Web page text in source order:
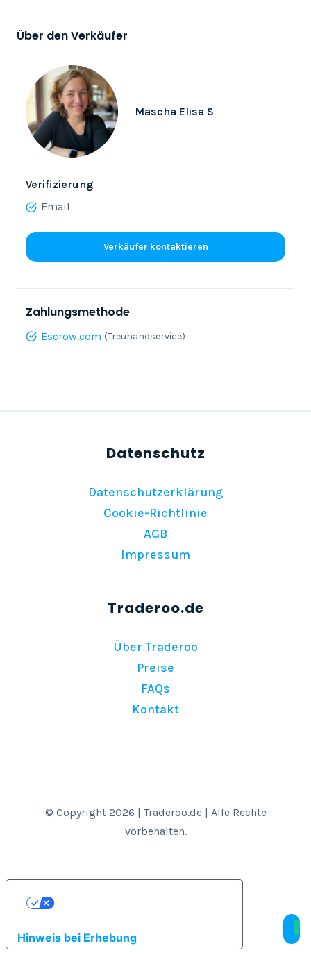
Über den Verkäufer
Mascha Elisa S
Verifizierung
Email
Verkäufer kontaktieren
Zahlungsmethode
Escrow.com (Treuhandservice)
Datenschutzerklärung
Cookie-Richtlinie
AGB
Impressum
Über Traderoo
Preise
FAQs
Kontakt
© Copyright 2026 | Traderoo.de | Alle Rechte
vorbehalten.
Hinweis bei Erhebung
Ihre Datenschutzeinstellungen